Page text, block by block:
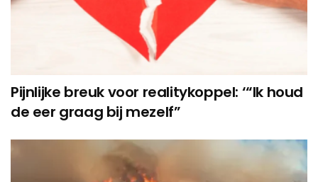
Pijnlijke breuk voor realitykoppel: ‘“Ik houd
de eer graag bij mezelf”